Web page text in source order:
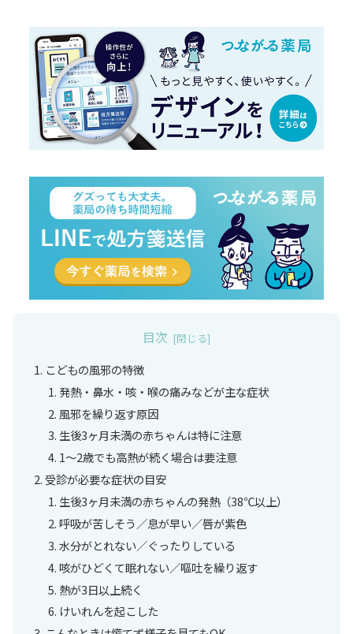
目次
こどもの風邪の特徴
発熱・鼻水・咳・喉の痛みなどが主な症状
風邪を繰り返す原因
生後3ヶ月未満の赤ちゃんは特に注意
1〜2歳でも高熱が続く場合は要注意
受診が必要な症状の目安
生後3ヶ月未満の赤ちゃんの発熱（38℃以上）
呼吸が苦しそう／息が早い／唇が紫色
水分がとれない／ぐったりしている
咳がひどくて眠れない／嘔吐を繰り返す
熱が3日以上続く
けいれんを起こした